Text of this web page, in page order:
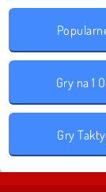
Gry na 1
Gry